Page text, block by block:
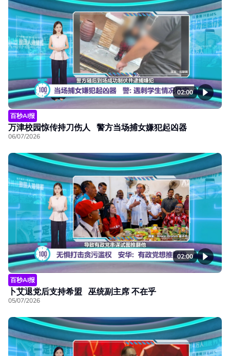
02:00
百秒AI报
万津校园惊传持刀伤人 警方当场捕女嫌犯起凶器
06/07/2026
02:00
百秒AI报
卜艾退党后支持希盟 巫统副主席 不在乎
05/07/2026